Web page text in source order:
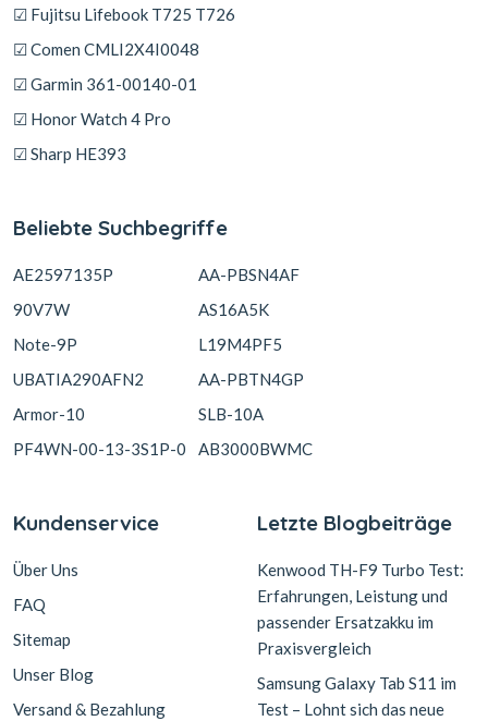
☑ Fujitsu Lifebook T725 T726
☑ Comen CMLI2X4I0048
☑ Garmin 361-00140-01
☑ Honor Watch 4 Pro
☑ Sharp HE393
Beliebte Suchbegriffe
AE2597135P
90V7W
Note-9P
UBATIA290AFN2
Armor-10
PF4WN-00-13-3S1P-0
AA-PBSN4AF
AS16A5K
L19M4PF5
AA-PBTN4GP
SLB-10A
AB3000BWMC
Kundenservice
Über Uns
FAQ
Sitemap
Unser Blog
Versand & Bezahlung
Letzte Blogbeiträge
Kenwood TH-F9 Turbo Test:
Erfahrungen, Leistung und
passender Ersatzakku im
Praxisvergleich
Samsung Galaxy Tab S11 im
Test – Lohnt sich das neue